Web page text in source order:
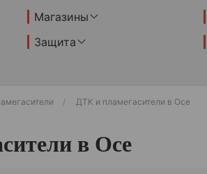
Магазины
Защита
ДТК и пламегасители в Осе
в Осе